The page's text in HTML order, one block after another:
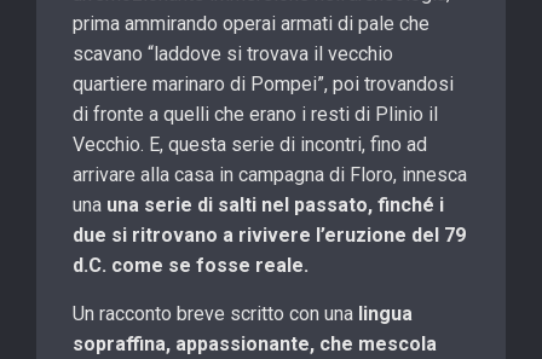
prima ammirando operai armati di pale che
scavano “laddove si trovava il vecchio
quartiere marinaro di Pompei”, poi trovandosi
di fronte a quelli che erano i resti di Plinio il
Vecchio. E, questa serie di incontri, fino ad
arrivare alla casa in campagna di Floro, innesca
una una serie di salti nel passato, finché i
due si ritrovano a rivivere l’eruzione del 79
d.C. come se fosse reale.
Un racconto breve scritto con una lingua
sopraffina, appassionante, che mescola